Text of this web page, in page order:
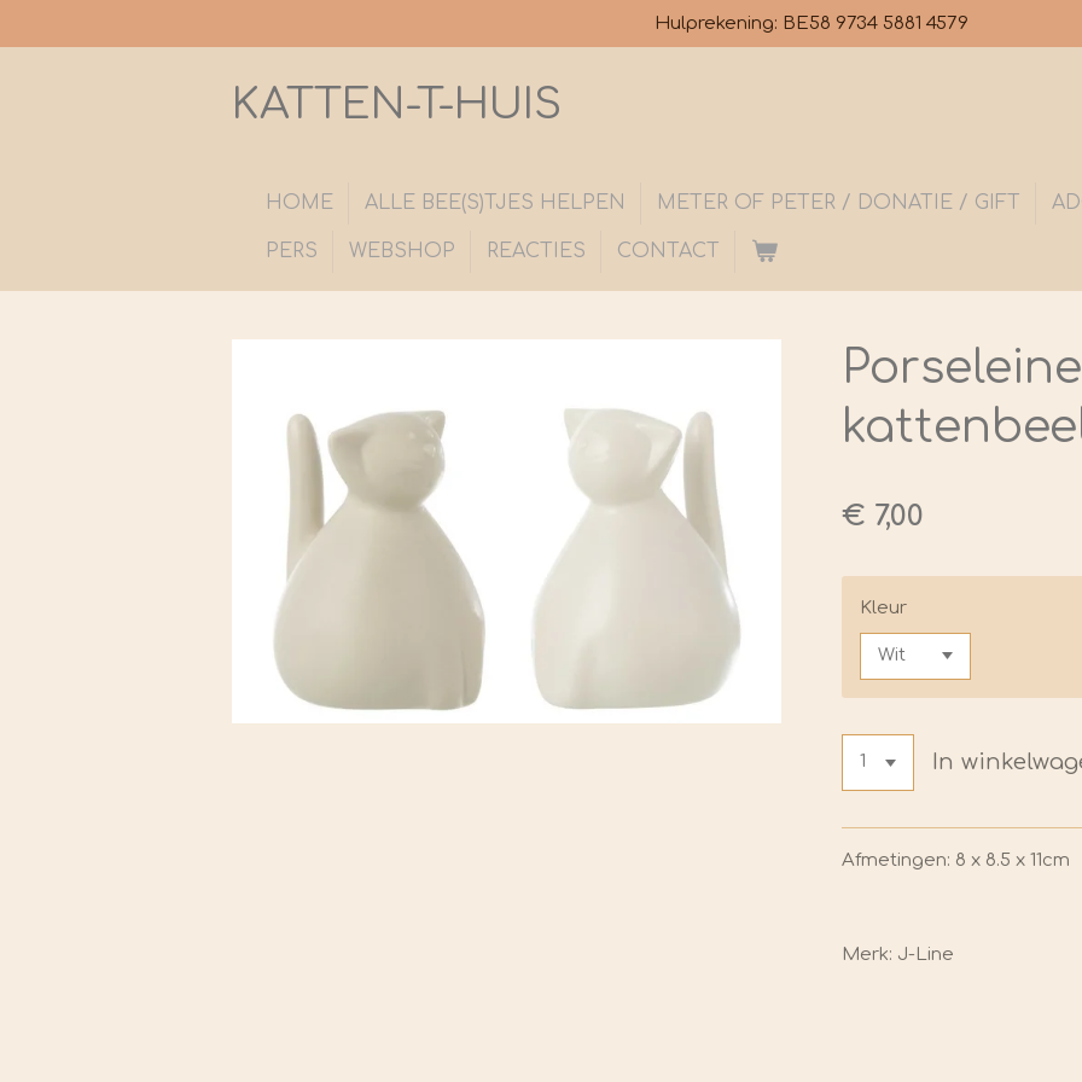
direct
Hulprekening: BE58 9734 5881 4579
KATTEN-T-HUIS
HOME ALLE BEE(S)TJES HELPEN METER OF PETER / DONATIE / GIFT
PERS WEBSHOP REACTIES CONTACT
€ 7,00
Kleur
In
Afmetingen: 8 x 8.5 x 11cm
Merk: J-Line